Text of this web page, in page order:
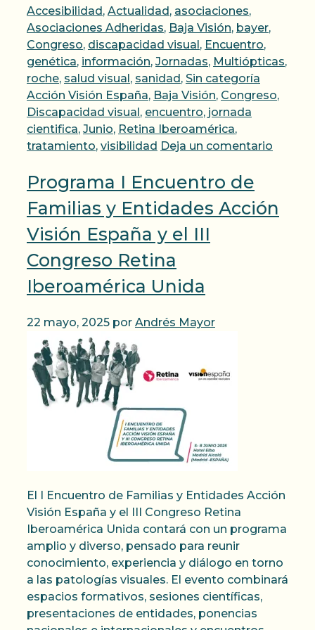
Categorías
Accesibilidad , Actualidad , asociaciones,
Asociaciones Adheridas, Baja Visión, bayer,
Congreso, discapacidad visual , Encuentro,
genética, información, Jornadas, Multiópticas,
roche, salud visual , sanidad , Sin categoría
Acción Visión España, Baja Visión, Congreso,
Discapacidad visual , encuentro, jornada
cientifica, Junio, Retina Iberoamérica,
tratamiento, visibilidad Deja un comentario
Programa I Encuentro de
Familias y Entidades Acción
Visión España y el III
Congreso Retina
Iberoamérica Unida
22 mayo, 2025 por Andrés Mayor
El I Encuentro de Familias y Entidades Acción
Visión España y el III Congreso Retina
Iberoamérica Unida contará con un programa
amplio y diverso, pensado para reunir
conocimiento, experiencia y diálogo en torno
a las patologías visuales. El evento combinará
espacios formativos, sesiones científicas,
presentaciones de entidades, ponencias